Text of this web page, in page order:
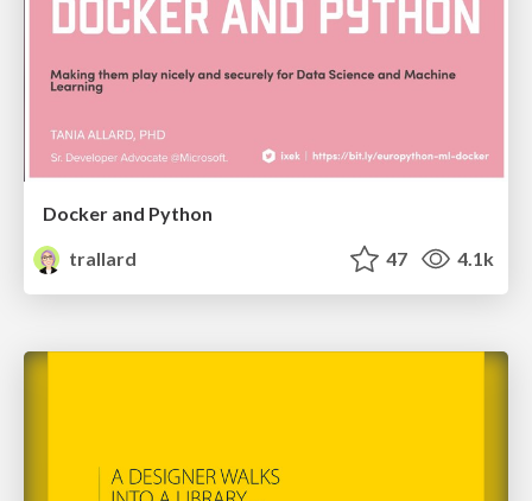
Docker and Python
trallard
47 4.1k